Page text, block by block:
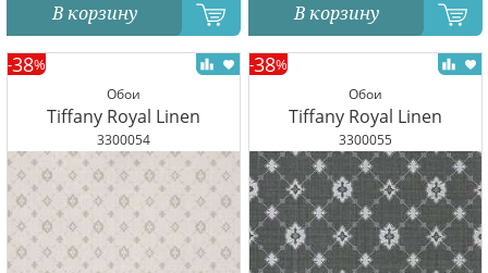
В корзину В корзину
Обои
Tiffany Royal Linen
3300054
-38%
Обои
Tiffany Royal Linen
3300055
-38%